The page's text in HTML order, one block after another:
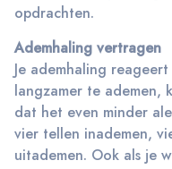
opdrachten.
Ademhaling vertragen
Je ademhaling
langzamer te ademen,
dat het even minder
vier tellen inademen,
uitademen. Ook als je